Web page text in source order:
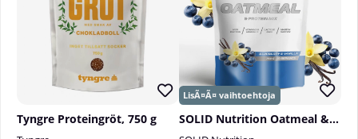
Tyngre Proteingröt, 750 g SOLID Nutrition Oatmeal & Protein Mix, 750 g